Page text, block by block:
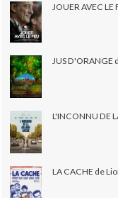
JOUER AVEC
JUS
L'INCONNU DE
LA CACHE de